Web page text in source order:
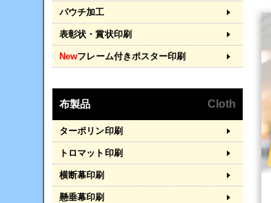
パウチ加工
表彰状・賞状印刷
Newフレーム付きポスター印刷
布製品 Cloth
ターポリン印刷
トロマット印刷
横断幕印刷
懸垂幕印刷